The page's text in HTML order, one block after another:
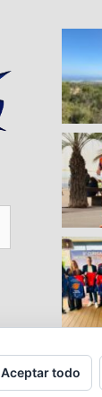
Aceptar todo